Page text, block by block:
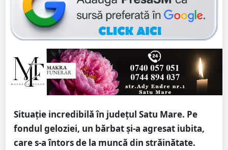
Situație incredibilă în județul Satu Mare. Pe
fondul geloziei, un bărbat și-a agresat iubita,
care s-a întors de la muncă din străinătate.